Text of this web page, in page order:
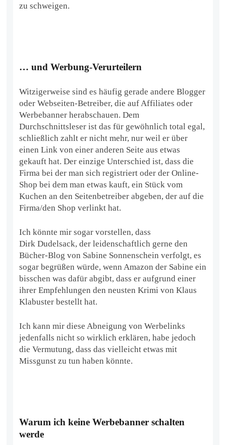
zu schweigen.
… und Werbung-Verurteilern
Witzigerweise sind es häufig gerade andere Blogger
oder Webseiten-Betreiber, die auf Affiliates oder
Werbebanner herabschauen. Dem
Durchschnittsleser ist das für gewöhnlich total egal,
schließlich zahlt er nicht mehr, nur weil er über
einen Link von einer anderen Seite aus etwas
gekauft hat. Der einzige Unterschied ist, dass die
Firma bei der man sich registriert oder der Online-
Shop bei dem man etwas kauft, ein Stück vom
Kuchen an den Seitenbetreiber abgeben, der auf die
Firma/den Shop verlinkt hat.
Ich könnte mir sogar vorstellen, dass
Dirk Dudelsack, der leidenschaftlich gerne den
Bücher-Blog von Sabine Sonnenschein verfolgt, es
sogar begrüßen würde, wenn Amazon der Sabine ein
bisschen was dafür abgibt, dass er aufgrund einer
ihrer Empfehlungen den neusten Krimi von Klaus
Klabuster bestellt hat.
Ich kann mir diese Abneigung von Werbelinks
jedenfalls nicht so wirklich erklären, habe jedoch
die Vermutung, dass das vielleicht etwas mit
Missgunst zu tun haben könnte.
Warum ich keine Werbebanner schalten
werde